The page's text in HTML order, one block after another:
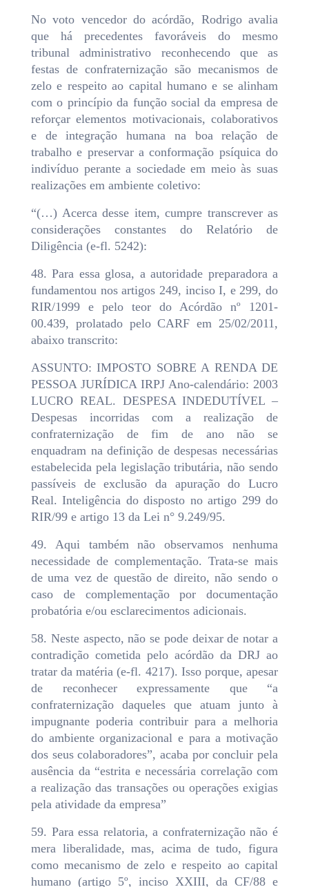
No voto vencedor do acórdão, Rodrigo avalia
que há precedentes favoráveis do mesmo
tribunal administrativo reconhecendo que as
festas de confraternização são mecanismos de
zelo e respeito ao capital humano e se alinham
com o princípio da função social da empresa de
reforçar elementos motivacionais, colaborativos
e de integração humana na boa relação de
trabalho e preservar a conformação psíquica do
indivíduo perante a sociedade em meio às suas
realizações em ambiente coletivo:
“(…) Acerca desse item, cumpre transcrever as
considerações constantes do Relatório de
Diligência (e-fl. 5242):
48. Para essa glosa, a autoridade preparadora a
fundamentou nos artigos 249, inciso I, e 299, do
RIR/1999 e pelo teor do Acórdão nº 1201-
00.439, prolatado pelo CARF em 25/02/2011,
abaixo transcrito:
ASSUNTO: IMPOSTO SOBRE A RENDA DE
PESSOA JURÍDICA IRPJ Ano-calendário: 2003
LUCRO REAL. DESPESA INDEDUTÍVEL –
Despesas incorridas com a realização de
confraternização de fim de ano não se
enquadram na definição de despesas necessárias
estabelecida pela legislação tributária, não sendo
passíveis de exclusão da apuração do Lucro
Real. Inteligência do disposto no artigo 299 do
RIR/99 e artigo 13 da Lei n° 9.249/95.
49. Aqui também não observamos nenhuma
necessidade de complementação. Trata-se mais
de uma vez de questão de direito, não sendo o
caso de complementação por documentação
probatória e/ou esclarecimentos adicionais.
58. Neste aspecto, não se pode deixar de notar a
contradição cometida pelo acórdão da DRJ ao
tratar da matéria (e-fl. 4217). Isso porque, apesar
de reconhecer expressamente que “a
confraternização daqueles que atuam junto à
impugnante poderia contribuir para a melhoria
do ambiente organizacional e para a motivação
dos seus colaboradores”, acaba por concluir pela
ausência da “estrita e necessária correlação com
a realização das transações ou operações exigias
pela atividade da empresa”
59. Para essa relatoria, a confraternização não é
mera liberalidade, mas, acima de tudo, figura
como mecanismo de zelo e respeito ao capital
humano (artigo 5º, inciso XXIII, da CF/88 e